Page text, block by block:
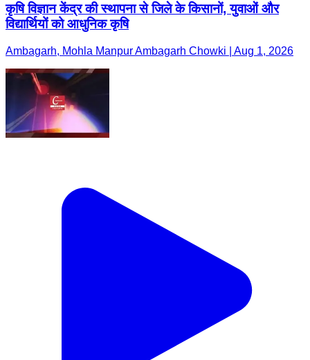
कृषि विज्ञान केंद्र की स्थापना से जिले के किसानों, युवाओं और
विद्यार्थियों को आधुनिक कृषि
Ambagarh, Mohla Manpur Ambagarh Chowki | Aug 1, 2026